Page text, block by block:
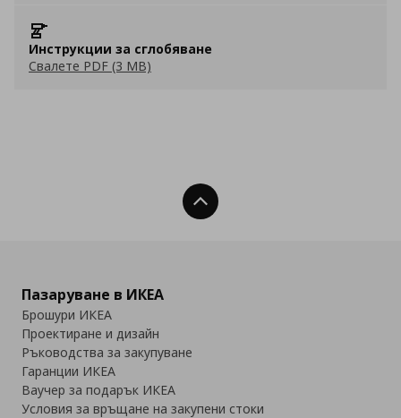
Инструкции за сглобяване
Свалете PDF (3 MB)
Нагоре
Пазаруване в ИКЕА
Брошури ИКЕА
Проектиране и дизайн
Ръководства за закупуване
Гаранции ИКЕА
Ваучер за подарък ИКЕА
Условия за връщане на закупени стоки